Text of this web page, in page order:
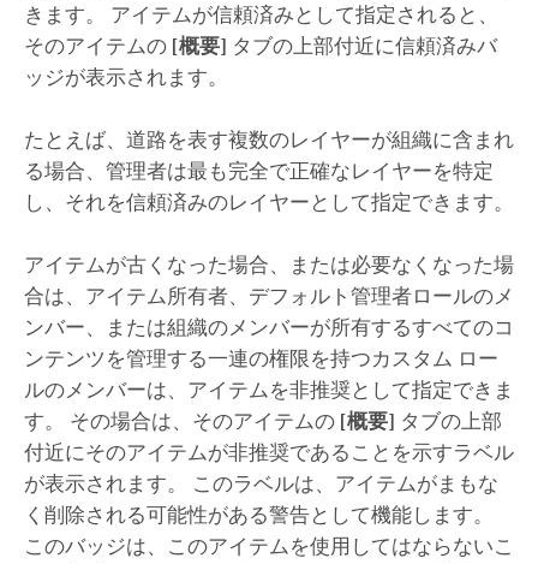
きます。 アイテムが信頼済みとして指定されると、
そのアイテムの [概要] タブの上部付近に信頼済みバ
ッジが表示されます。
たとえば、道路を表す複数のレイヤーが組織に含まれ
る場合、管理者は最も完全で正確なレイヤーを特定
し、それを信頼済みのレイヤーとして指定できます。
アイテムが古くなった場合、または必要なくなった場
合は、アイテム所有者、デフォルト管理者ロールのメ
ンバー、または組織のメンバーが所有するすべてのコ
ンテンツを管理する一連の権限を持つカスタム ロー
ルのメンバーは、アイテムを非推奨として指定できま
す。 その場合は、そのアイテムの [概要] タブの上部
付近にそのアイテムが非推奨であることを示すラベル
が表示されます。 このラベルは、アイテムがまもな
く削除される可能性がある警告として機能します。
このバッジは、このアイテムを使用してはならないこ